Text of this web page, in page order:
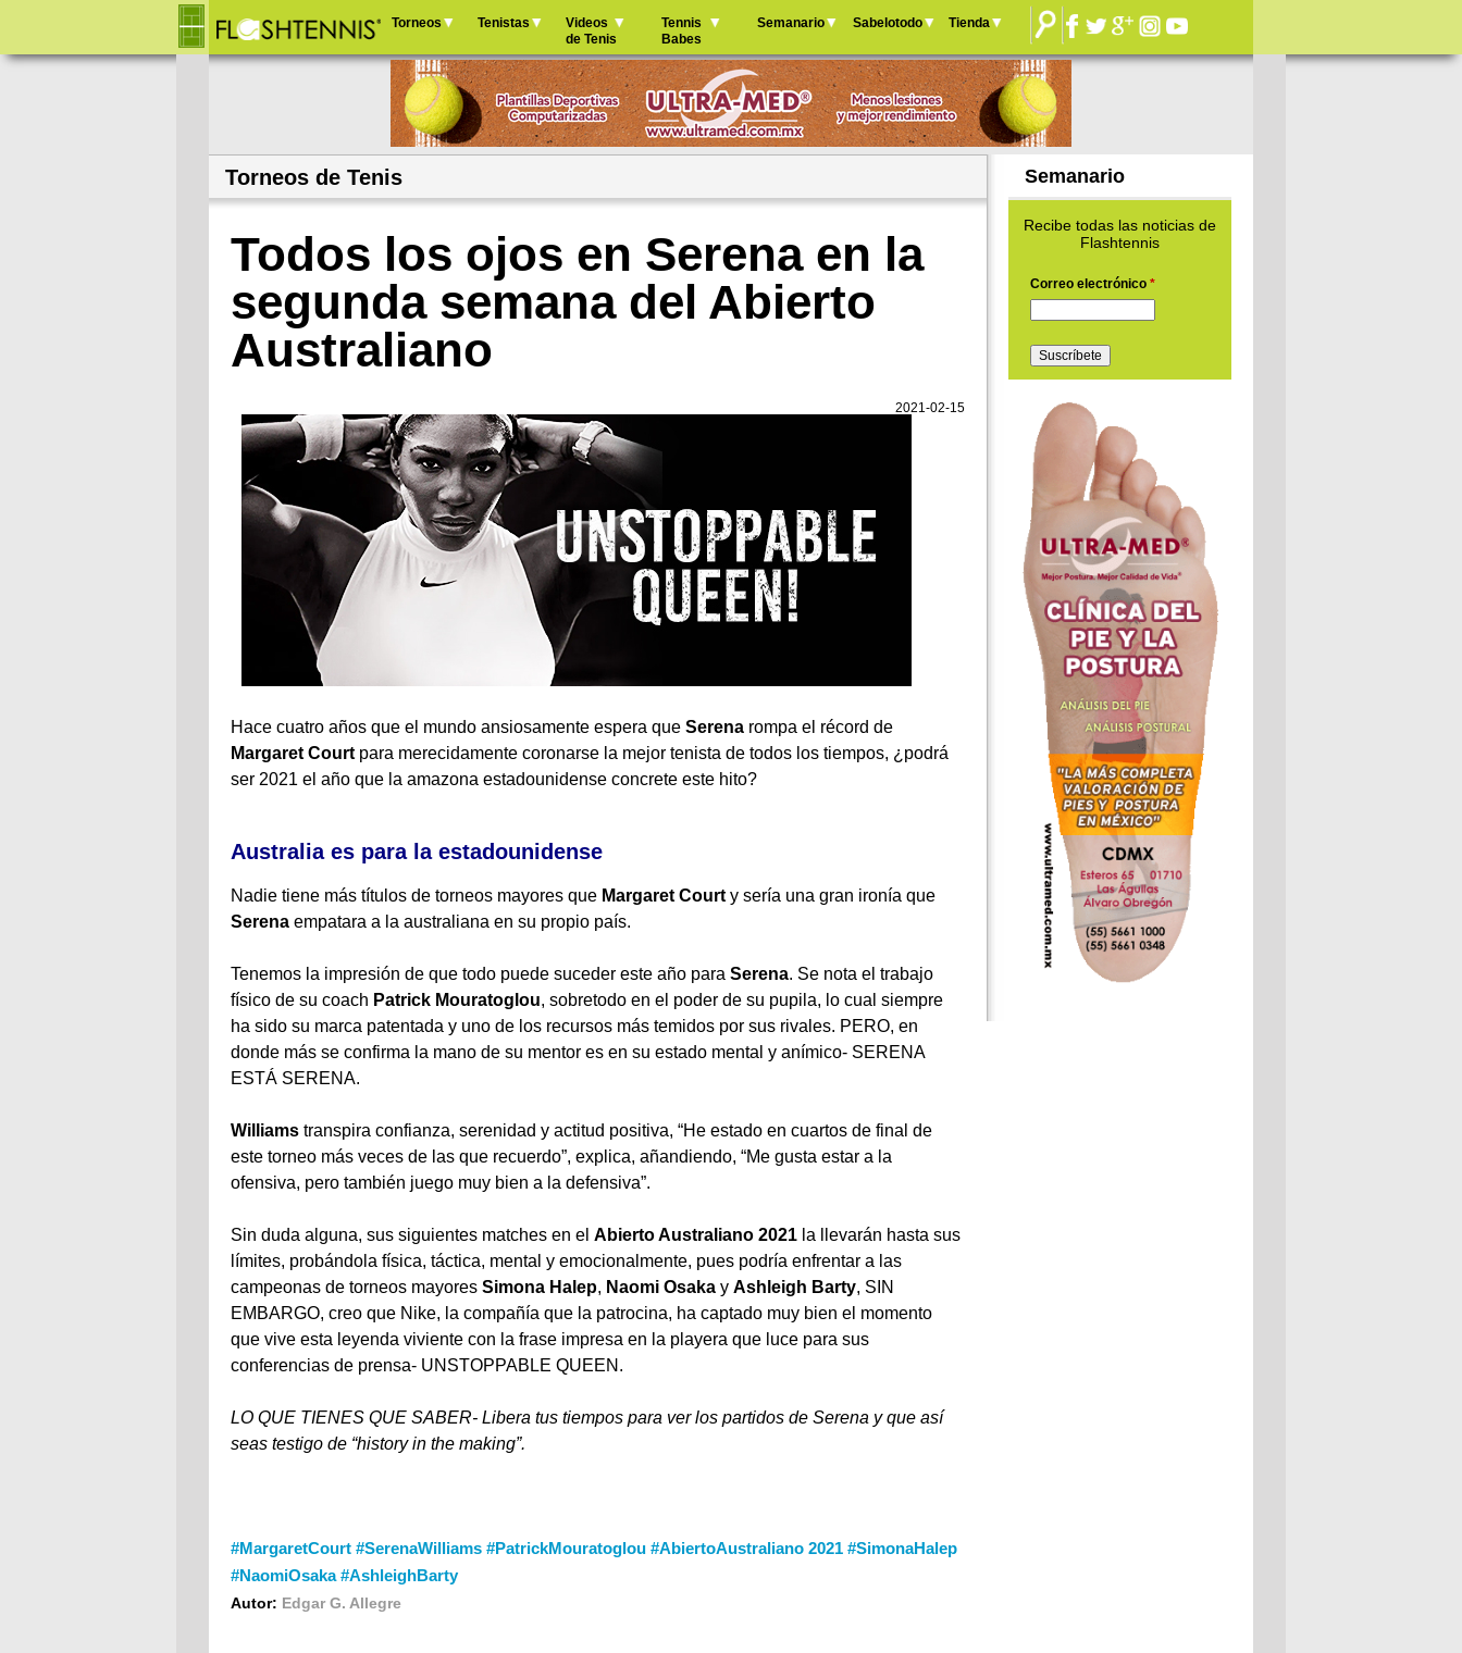
Jump to navigation
principal
Torneos Tenistas
Videos
de Tenis
Tennis
Babes
Semanario Sabelotodo Tienda
Torneos de Tenis
Todos los ojos en Serena en la
segunda semana del Abierto
Australiano
2021-02-15
Hace cuatro años que el mundo ansiosamente espera que Serena rompa el récord de
Margaret Court para merecidamente coronarse la mejor tenista de todos los tiempos, ¿podrá
ser 2021 el año que la amazona estadounidense concrete este hito?
Australia es para la estadounidense
Nadie tiene más títulos de torneos mayores que Margaret Court y sería una gran ironía que
Serena empatara a la australiana en su propio país.
Tenemos la impresión de que todo puede suceder este año para Serena. Se nota el trabajo
físico de su coach Patrick Mouratoglou, sobretodo en el poder de su pupila, lo cual siempre
ha sido su marca patentada y uno de los recursos más temidos por sus rivales. PERO, en
donde más se confirma la mano de su mentor es en su estado mental y anímico- SERENA
ESTÁ SERENA.
Williams transpira confianza, serenidad y actitud positiva, “He estado en cuartos de final de
este torneo más veces de las que recuerdo”, explica, añandiendo, “Me gusta estar a la
ofensiva, pero también juego muy bien a la defensiva”.
Sin duda alguna, sus siguientes matches en el Abierto Australiano 2021 la llevarán hasta sus
límites, probándola física, táctica, mental y emocionalmente, pues podría enfrentar a las
campeonas de torneos mayores Simona Halep, Naomi Osaka y Ashleigh Barty, SIN
EMBARGO, creo que Nike, la compañía que la patrocina, ha captado muy bien el momento
que vive esta leyenda viviente con la frase impresa en la playera que luce para sus
conferencias de prensa- UNSTOPPABLE QUEEN.
LO QUE TIENES QUE SABER- Libera tus tiempos para ver los partidos de Serena y que así
seas testigo de “history in the making”.
#MargaretCourt #SerenaWilliams #PatrickMouratoglou #AbiertoAustraliano 2021 #SimonaHalep
#NaomiOsaka #AshleighBarty
Autor: Edgar G. Allegre
Semanario
Recibe todas las noticias de
Flashtennis
Correo electrónico *